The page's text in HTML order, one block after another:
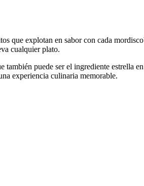
que explotan en sabor con cada
cualquier plato.
puede ser el ingrediente estrella
experiencia culinaria memorable.